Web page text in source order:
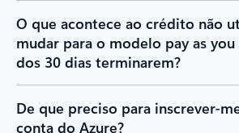
O que acontece ao crédito não
mudar para o modelo pay as
dos 30 dias terminarem?
De que preciso para inscrever-
conta do Azure?